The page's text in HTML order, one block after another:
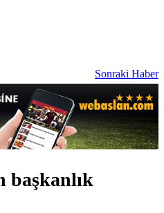
Sonraki Haber
başkanlık